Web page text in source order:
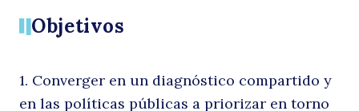
Objetivos
1. Converger en un diagnóstico compartido y
en las políticas públicas a priorizar en torno